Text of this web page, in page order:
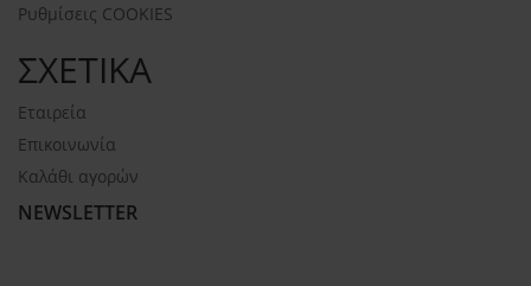
Ρυθμίσεις COOKIES
ΣΧΕΤΙΚΑ
Εταιρεία
Επικοινωνία
Καλάθι αγορών
NEWSLETTER